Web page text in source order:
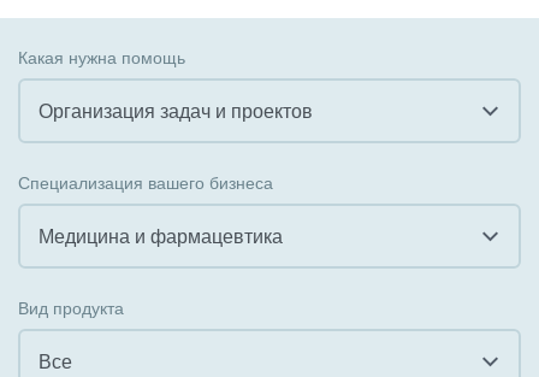
Какая нужна помощь
Организация задач и проектов
Внедрение КЭДО
Интеграция с 1С
Специализация вашего бизнеса
Медицина и фармацевтика
Вид продукта
Все